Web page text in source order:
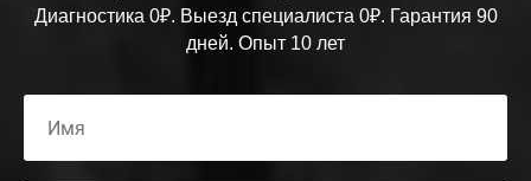
Диагностика 0₽. Выезд специалиста 0₽. Гарантия 90
дней. Опыт 10 лет